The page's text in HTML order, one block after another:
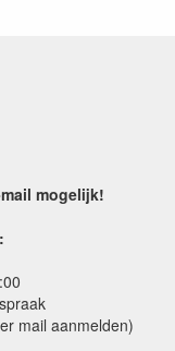
mogelijk!
mail aanmelden)